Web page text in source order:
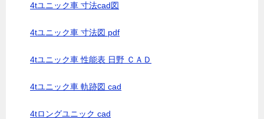
4tユニック車 寸法cad図
4tユニック車 寸法図 pdf
4tユニック車 性能表 日野 ＣＡＤ
4tユニック車 軌跡図 cad
4tロングユニック cad